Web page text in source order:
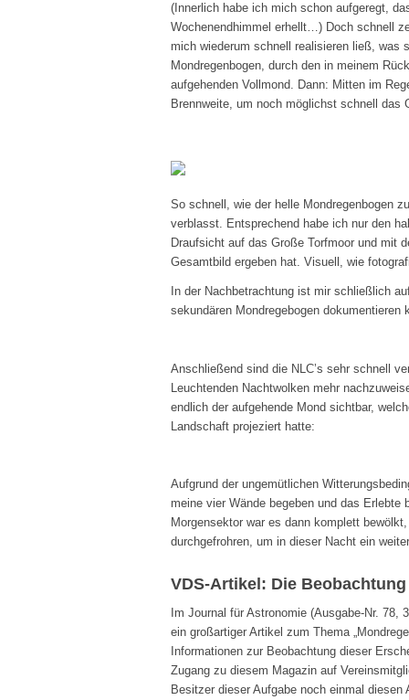
(Innerlich habe ich mich schon aufgeregt,
Wochenendhimmel erhellt…) Doch schnell
mich wiederum schnell realisieren ließ, was
Mondregenbogen, durch den in meinem
aufgehenden Vollmond. Dann: Mitten im
Brennweite, um noch möglichst schnell das
So schnell, wie der helle Mondregenbogen
verblasst. Entsprechend habe ich nur den
Draufsicht auf das Große Torfmoor und mit
Gesamtbild ergeben hat. Visuell, wie
In der Nachbetrachtung ist mir schließlich
sekundären Mondregebogen dokumentieren
Anschließend sind die NLC’s sehr schnell
Leuchtenden Nachtwolken mehr
endlich der aufgehende Mond sichtbar,
Landschaft projeziert hatte:
Aufgrund der ungemütlichen
meine vier Wände begeben und das
Morgensektor war es dann komplett
durchgefrohren, um in dieser Nacht ein
VDS-Artikel: Die
Im Journal für Astronomie (Ausgabe-Nr. 78,
ein großartiger Artikel zum Thema
Informationen zur Beobachtung dieser
Zugang zu diesem Magazin auf
Besitzer dieser Aufgabe noch einmal